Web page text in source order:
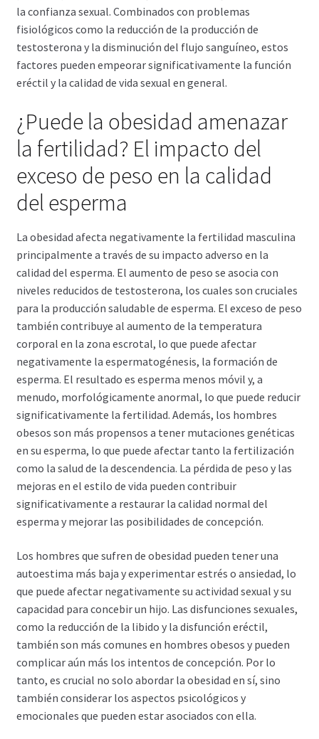
la confianza sexual. Combinados con problemas
fisiológicos como la reducción de la producción de
testosterona y la disminución del flujo sanguíneo, estos
factores pueden empeorar significativamente la función
eréctil y la calidad de vida sexual en general.
¿Puede la obesidad amenazar
la fertilidad? El impacto del
exceso de peso en la calidad
del esperma
La obesidad afecta negativamente la fertilidad masculina
principalmente a través de su impacto adverso en la
calidad del esperma. El aumento de peso se asocia con
niveles reducidos de testosterona, los cuales son cruciales
para la producción saludable de esperma. El exceso de peso
también contribuye al aumento de la temperatura
corporal en la zona escrotal, lo que puede afectar
negativamente la espermatogénesis, la formación de
esperma. El resultado es esperma menos móvil y, a
menudo, morfológicamente anormal, lo que puede reducir
significativamente la fertilidad. Además, los hombres
obesos son más propensos a tener mutaciones genéticas
en su esperma, lo que puede afectar tanto la fertilización
como la salud de la descendencia. La pérdida de peso y las
mejoras en el estilo de vida pueden contribuir
significativamente a restaurar la calidad normal del
esperma y mejorar las posibilidades de concepción.
Los hombres que sufren de obesidad pueden tener una
autoestima más baja y experimentar estrés o ansiedad, lo
que puede afectar negativamente su actividad sexual y su
capacidad para concebir un hijo. Las disfunciones sexuales,
como la reducción de la libido y la disfunción eréctil,
también son más comunes en hombres obesos y pueden
complicar aún más los intentos de concepción. Por lo
tanto, es crucial no solo abordar la obesidad en sí, sino
también considerar los aspectos psicológicos y
emocionales que pueden estar asociados con ella.